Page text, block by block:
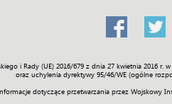
i Rady (UE) 2016/679 z dnia 27 kwietnia
oraz uchylenia dyrektywy 95/46/WE (ogólne
dotyczące przetwarzania przez Wojskowy
Świat Społeczność Sport